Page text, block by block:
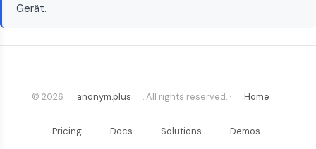
Gerät.
© 2026 anonym.plus . All rights reserved. · Home ·
Pricing · Docs · Solutions · Demos ·